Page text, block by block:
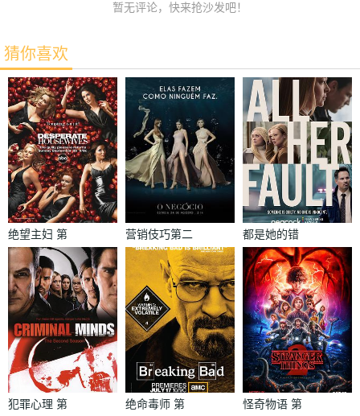
暂无评论，快来抢沙发吧！
猜你喜欢
绝望主妇 第
二季
营销伎巧第二
季
都是她的错
犯罪心理 第
绝命毒师 第
怪奇物语 第